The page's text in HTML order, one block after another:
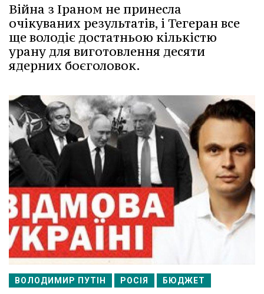
Війна з Іраном не принесла
очікуваних результатів, і Тегеран все
ще володіє достатньою кількістю
урану для виготовлення десяти
ядерних боєголовок.
ВОЛОДИМИР ПУТІН РОСІЯ БЮДЖЕТ